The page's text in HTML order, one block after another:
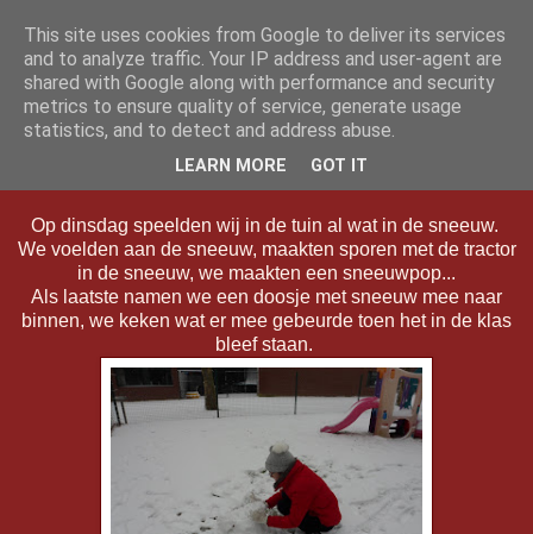
Klasblog van juf Isaura
Op dinsdag speelden wij in de tuin al wat in de sneeuw.
We voelden aan de sneeuw, maakten sporen met de tractor
in de sneeuw, we maakten een sneeuwpop...
Als laatste namen we een doosje met sneeuw mee naar
binnen, we keken wat er mee gebeurde toen het in de klas
bleef staan.
This site uses cookies from Google to deliver its services
and to analyze traffic. Your IP address and user-agent are
shared with Google along with performance and security
metrics to ensure quality of service, generate usage
statistics, and to detect and address abuse.
LEARN MORE GOT IT